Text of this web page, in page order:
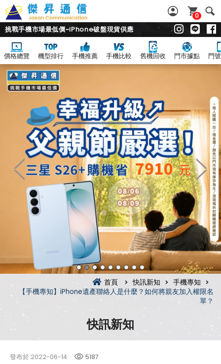
0
挑戰手機市場最低價~iPhone破盤現貨供應
價格總覽 機型排行 手機推薦 手機比較 舊機回收 門市據點 門
首頁 快訊新知
手機專知
【手機專知】iPhone遺產聯絡人是什麼？如何將親友加入權限名
單？
快訊新知
發布於 2022-06-14 5187